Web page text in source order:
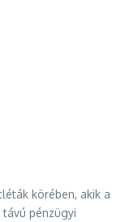
körében, akik a
pénzügyi